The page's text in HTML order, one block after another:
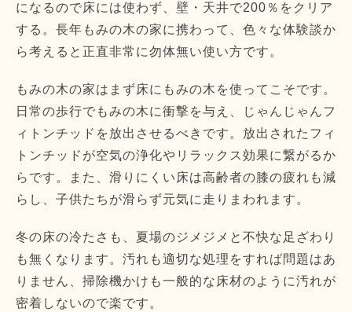
になるので床には使わず、壁・天井で200％をクリア
する。長年もみの木の家に携わって、色々な体験談か
ら考えると正直非常に勿体無い使い方です。
もみの木の家はまず床にもみの木を使ってこそです。
日常の歩行でもみの木に衝撃を与え、じゃんじゃんフ
ィトンチッドを放出させるべきです。放出されたフィ
トンチッドが空気の浄化やリラックス効果に繋がるか
らです。また、滑りにくい床は高齢者の膝の疲れも減
らし、子供たちが滑らず元気に走りまわれます。
冬の床の冷たさも、夏場のジメジメと不快な足ざわり
も無くなります。汚れも適切な処理をすれば問題はあ
りません、掃除機かけも一般的な床材のように汚れが
密着しないので楽です。